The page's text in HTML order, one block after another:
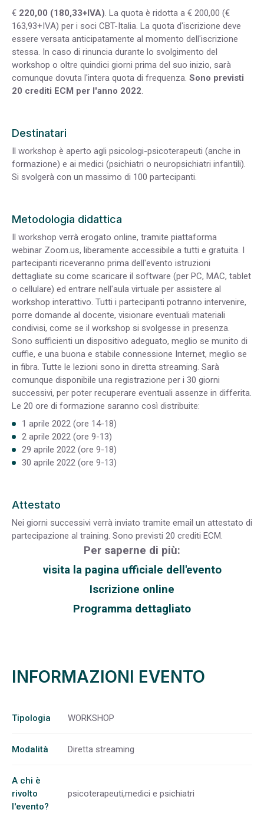
€ 220,00 (180,33+IVA). La quota è ridotta a € 200,00 (€
163,93+IVA) per i soci CBT-Italia. La quota d'iscrizione deve
essere versata anticipatamente al momento dell'iscrizione
stessa. In caso di rinuncia durante lo svolgimento del
workshop o oltre quindici giorni prima del suo inizio, sarà
comunque dovuta l'intera quota di frequenza. Sono previsti
20 crediti ECM per l'anno 2022.
Destinatari
Il workshop è aperto agli psicologi-psicoterapeuti (anche in
formazione) e ai medici (psichiatri o neuropsichiatri infantili).
Si svolgerà con un massimo di 100 partecipanti.
Metodologia didattica
Il workshop verrà erogato online, tramite piattaforma
webinar Zoom.us, liberamente accessibile a tutti e gratuita. I
partecipanti riceveranno prima dell'evento istruzioni
dettagliate su come scaricare il software (per PC, MAC, tablet
o cellulare) ed entrare nell'aula virtuale per assistere al
workshop interattivo. Tutti i partecipanti potranno intervenire,
porre domande al docente, visionare eventuali materiali
condivisi, come se il workshop si svolgesse in presenza.
Sono sufficienti un dispositivo adeguato, meglio se munito di
cuffie, e una buona e stabile connessione Internet, meglio se
in fibra. Tutte le lezioni sono in diretta streaming. Sarà
comunque disponibile una registrazione per i 30 giorni
successivi, per poter recuperare eventuali assenze in differita.
Le 20 ore di formazione saranno così distribuite:
1 aprile 2022 (ore 14-18)
2 aprile 2022 (ore 9-13)
29 aprile 2022 (ore 9-18)
30 aprile 2022 (ore 9-13)
Attestato
Nei giorni successivi verrà inviato tramite email un attestato di
partecipazione al training. Sono previsti 20 crediti ECM.
Per saperne di più:
visita la pagina ufficiale dell'evento
Iscrizione online
Programma dettagliato
INFORMAZIONI EVENTO
Tipologia WORKSHOP
Modalità Diretta streaming
A chi è
rivolto
l'evento?
psicoterapeuti,medici e psichiatri